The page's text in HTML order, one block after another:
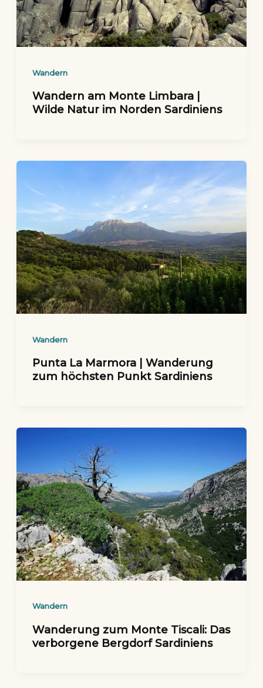
Wandern
Wandern am Monte Limbara |
Wilde Natur im Norden Sardiniens
Wandern
Punta La Marmora | Wanderung
zum höchsten Punkt Sardiniens
Wandern
Wanderung zum Monte Tiscali: Das
verborgene Bergdorf Sardiniens